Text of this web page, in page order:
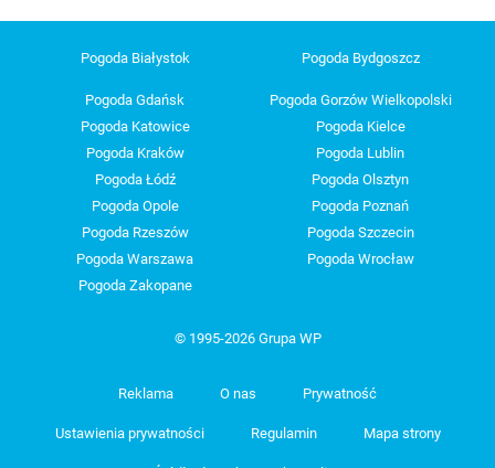
Pogoda Białystok Pogoda Bydgoszcz
Pogoda Gdańsk
Pogoda Gorzów Wielkopolski
Pogoda Katowice
Pogoda Kielce
Pogoda Kraków
Pogoda Lublin
Pogoda Łódź
Pogoda Olsztyn
Pogoda Opole
Pogoda Poznań
Pogoda Rzeszów
Pogoda Szczecin
Pogoda Warszawa
Pogoda Wrocław
Pogoda Zakopane
© 1995-2026 Grupa WP
Reklama O nas Prywatność
Ustawienia prywatności Regulamin Mapa strony